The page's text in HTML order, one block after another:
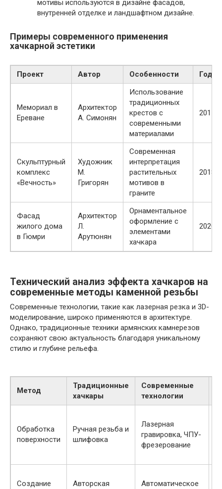
мотивы используются в дизайне фасадов,
внутренней отделке и ландшафтном дизайне.
Примеры современного применения
хачкарной эстетики
Проект Автор Особенности Год
Мемориал в
Ереване
Архитектор
А. Симонян
Использование
традиционных
крестов с
современными
материалами
2015
Скульптурный
комплекс
«Вечность»
Художник
М.
Григорян
Современная
интерпретация
растительных
мотивов в
граните
2018
Фасад
жилого дома
в Гюмри
Архитектор
Л.
Арутюнян
Орнаментальное
оформление с
элементами
хачкара
2020
Технический анализ эффекта хачкаров на
современные методы каменной резьбы
Современные технологии, такие как лазерная резка и 3D-
моделирование, широко применяются в архитектуре.
Однако, традиционные техники армянских камнерезов
сохраняют свою актуальность благодаря уникальному
стилю и глубине рельефа.
Метод
Традиционные
хачкары
Современные
технологии
Обработка
поверхности
Ручная резьба и
шлифовка
Лазерная
гравировка, ЧПУ-
фрезерование
Создание
Авторская
Автоматическое